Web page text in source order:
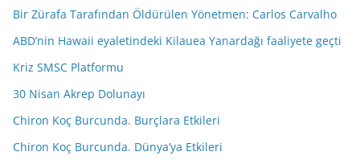
Bir Zürafa Tarafından Öldürülen Yönetmen: Carlos Carvalho
ABD’nin Hawaii eyaletindeki Kilauea Yanardağı faaliyete geçti
Kriz SMSC Platformu
30 Nisan Akrep Dolunayı
Chiron Koç Burcunda. Burçlara Etkileri
Chiron Koç Burcunda. Dünya’ya Etkileri